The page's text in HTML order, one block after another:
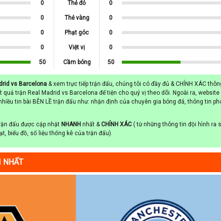
Real Madrid 2, Barcelona 0. Bàn thắng cho đội Real Madrid,
(Real Madrid) tung cú sút bằng chân phải từ ngoài vòng cấm vào góc thấp
đã bị cản phá
Real Madrid 1, Barcelona 0. Vinícius Júnior tung cú sút bằng chân
thành bóng đi vào góc thấp bên phải cầu môn, ghi bàn cho đội Real Madrid
Bellingham (Real Madrid) tung cú sút bằng chân phải từ bên trái của vòng cấm
lại
một quả phạt góc, Ronald Araújo là người vừa phá bóng.
Torres (Barcelona) tung cú sút bằng chân trái từ vị trí cận thành bên phải
Júnior (Real Madrid) tung cú sút bằng chân phải từ bên trái của vòng cấm
0 Thẻ đỏ 0
0 Thẻ vàng 0
0 Phạt góc 0
0 Việt vị 0
50 Cầm bóng 50
vs Barcelona & xem trực tiếp trận đấu, chúng tôi có đầy đủ & CHÍNH XÁC
quả trận Real Madrid vs Barcelona để tiện cho quý vị theo dõi. Ngoài ra, website
tin bài BÊN LỀ trận đấu như: nhận định của chuyên gia bóng đá, thông tin
đấu được cập nhật NHANH nhất & CHÍNH XÁC ( từ những thông tin đội hình ra
biểu đồ, số liệu thống kê của trận đấu).
NHẤT